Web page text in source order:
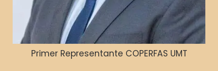
Primer Representante COPERFAS UMT